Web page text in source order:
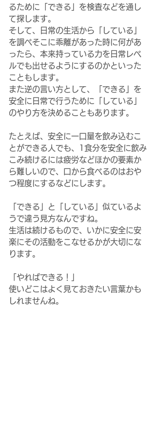
るために「できる」を検査などを通し
て探します。
そして、日常の生活から「している」
を調べそこに乖離があった時に何があ
ったら、本来持っている力を日常レベ
ルでも出せるようにするのかといった
こともします。
また逆の言い方として、「できる」を
安全に日常で行うために「している」
のやり方を決めることもあります。
たとえば、安全に一口量を飲み込むこ
とができる人でも、1食分を安全に飲み
こみ続けるには疲労などほかの要素か
ら難しいので、口から食べるのはおや
つ程度にするなどにします。
「できる」と「している」似ているよ
うで違う見方なんですね。
生活は続けるもので、いかに安全に安
楽にその活動をこなせるかが大切にな
ります。
「やればできる！」
使いどこはよく見ておきたい言葉かも
しれませんね。